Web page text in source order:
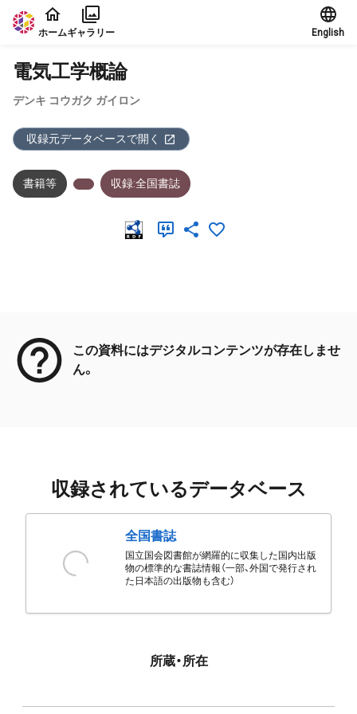
本文に飛ぶ
ホームギャラリー English
電気工学概論
デンキ コウガク ガイロン
収録元データベースで開く
書籍等 収録:全国書誌
この資料にはデジタルコンテンツが存在しませ
ん。
収録されているデータベース
全国書誌
国立国会図書館が網羅的に収集した国内出版
物の標準的な書誌情報（一部、外国で発行され
た日本語の出版物も含む）
所蔵・所在